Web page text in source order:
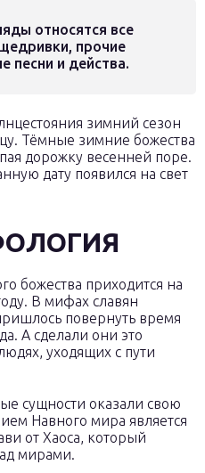
относятся все
прочие
песни и действа.
зимний сезон
Тёмные зимние божества
дорожку весенней поре.
дату появился на свет
божества приходится на
В мифах славян
повернуть время
А сделали они это
уходящих с пути
сущности оказали свою
Навного мира является
от Хаоса, который
мирами.